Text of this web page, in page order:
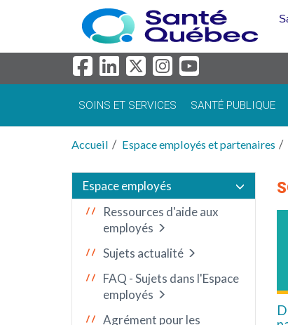
Aller au menu principal
SOINS ET SERVICES SANTÉ PUBLIQUE
Accueil Espace employés et partenaires
Espace employés
Ressources d'aide aux
employés
Sujets actualité
FAQ - Sujets dans l'Espace
employés
Agrément pour les